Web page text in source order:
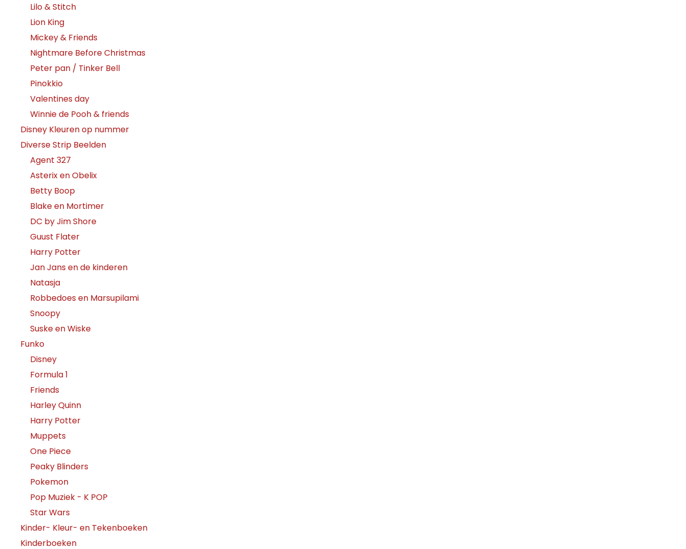
Lilo & Stitch
Lion King
Mickey & Friends
Nightmare Before Christmas
Peter pan / Tinker Bell
Pinokkio
Valentines day
Winnie de Pooh & friends
Disney Kleuren op nummer
Diverse Strip Beelden
Agent 327
Asterix en Obelix
Betty Boop
Blake en Mortimer
DC by Jim Shore
Guust Flater
Harry Potter
Jan Jans en de kinderen
Natasja
Robbedoes en Marsupilami
Snoopy
Suske en Wiske
Funko
Disney
Formula 1
Friends
Harley Quinn
Harry Potter
Muppets
One Piece
Peaky Blinders
Pokemon
Pop Muziek - K POP
Star Wars
Kinder- Kleur- en Tekenboeken
Kinderboeken